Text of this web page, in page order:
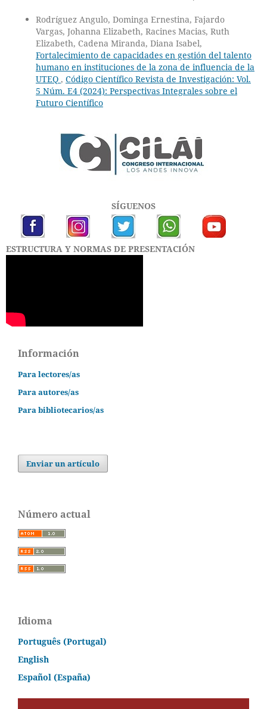
Rodríguez Angulo, Dominga Ernestina, Fajardo
Vargas, Johanna Elizabeth, Racines Macias, Ruth
Elizabeth, Cadena Miranda, Diana Isabel,
Fortalecimiento de capacidades en gestión del talento
humano en instituciones de la zona de influencia de la
UTEQ , Código Científico Revista de Investigación: Vol.
5 Núm. E4 (2024): Perspectivas Integrales sobre el
Futuro Científico
SÍGUENOS
ESTRUCTURA Y NORMAS DE PRESENTACIÓN
Información
Para lectores/as
Para autores/as
Para bibliotecarios/as
Enviar un artículo
Número actual
Idioma
Português (Portugal)
English
Español (España)